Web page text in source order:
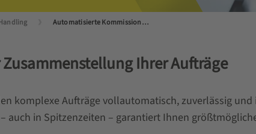
Automatisierte Kommissionierung
Ihrer Aufträge
komplexe Aufträge vollautomatisch, zuverlässig
auch in Spitzenzeiten – garantiert Ihnen